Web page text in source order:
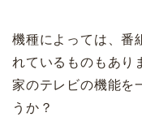
機種によっては、番
れているものもあり
家のテレビの機能を
うか？